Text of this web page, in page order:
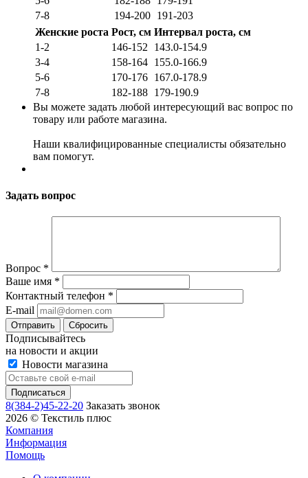
7-8
194-200 191-203
Женские роста Рост, см Интервал роста, см
1-2
146-152
143.0-154.9
3-4
158-164 155.0-166.9
5-6
170-176 167.0-178.9
7-8
182-188 179-190.9
Вы можете задать любой интересующий вас вопрос по
товару или работе магазина.
Наши квалифицированные специалисты обязательно
вам помогут.
Задать вопрос
Вопрос *
Ваше имя *
Контактный телефон *
E-mail
Сбросить
Подписывайтесь
на новости и акции
Новости магазина
8(384-2)45-22-20 Заказать звонок
2026 © Текстиль плюс
Компания
Информация
Помощь